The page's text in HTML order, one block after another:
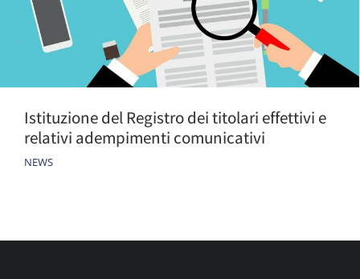
Istituzione del Registro dei titolari effettivi e
relativi adempimenti comunicativi
NEWS